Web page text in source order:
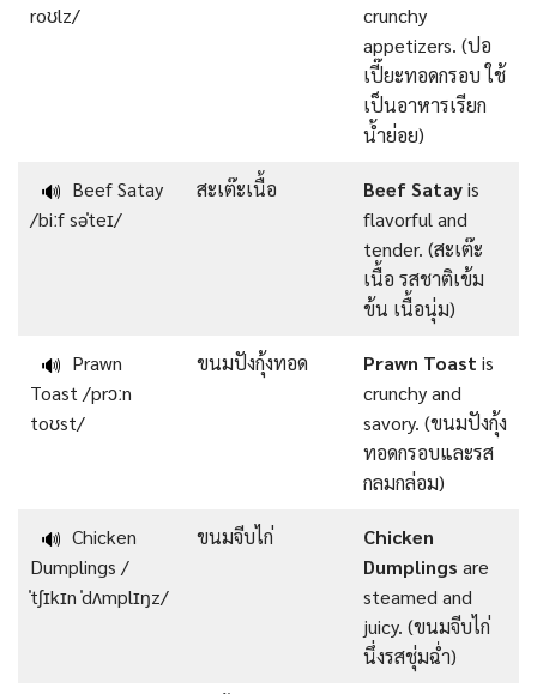
roʊlz/
crunchy
appetizers. (ปอ
เปี๊ยะทอดกรอบ ใช้
เป็นอาหารเรียก
น้ำย่อย)
🔊 Beef Satay
/biːf səˈteɪ/
สะเต๊ะเนื้อ Beef Satayis
flavorful and
tender. (สะเต๊ะ
เนื้อ รสชาติเข้ม
ข้น เนื้อนุ่ม)
🔊 Prawn
Toast /prɔːn
toʊst/
ขนมปังกุ้งทอด Prawn Toast is
crunchy and
savory. (ขนมปังกุ้ง
ทอดกรอบและรส
กลมกล่อม)
🔊 Chicken
Dumplings /
ˈtʃɪkɪn ˈdʌmplɪŋz/
ขนมจีบไก่
Chicken
Dumplings are
steamed and
juicy. (ขนมจีบไก่
นึ่งรสชุ่มฉ่ำ)